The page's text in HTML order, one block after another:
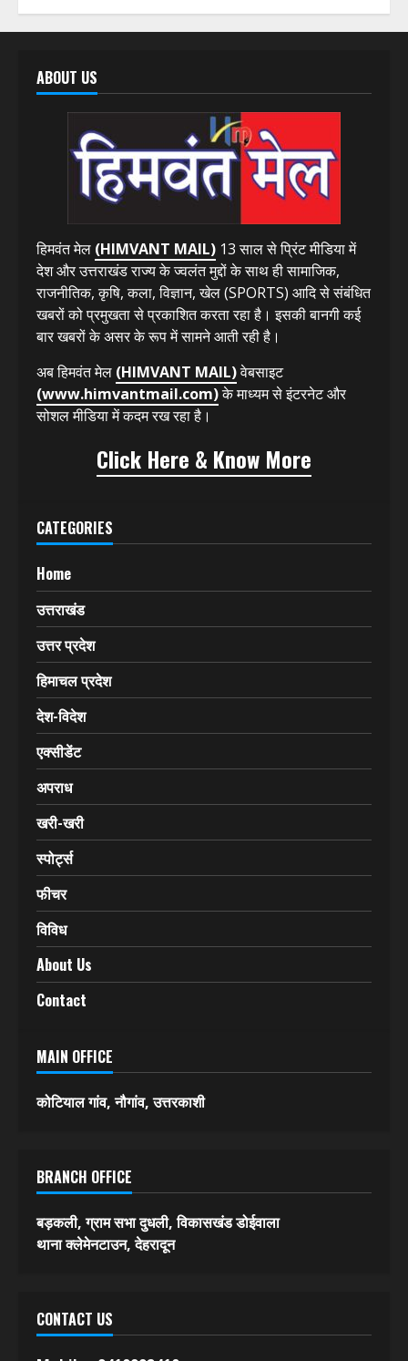
ABOUT US
हिमवंत मेल (HIMVANT MAIL) 13 साल से प्रिंट मीडिया में
देश और उत्तराखंड राज्य के ज्वलंत मुद्दों के साथ ही सामाजिक,
राजनीतिक, कृषि, कला, विज्ञान, खेल (SPORTS) आदि से संबंधित
खबरों को प्रमुखता से प्रकाशित करता रहा है। इसकी बानगी कई
बार खबरों के असर के रूप में सामने आती रही है।
अब हिमवंत मेल (HIMVANT MAIL)वेबसाइट
(www.himvantmail.com)के माध्यम से इंटरनेट और
सोशल मीडिया में कदम रख रहा है।
Click Here & Know More
CATEGORIES
Home
उत्तराखंड
उत्तर प्रदेश
हिमाचल प्रदेश
देश-विदेश
एक्सीडेंट
अपराध
खरी-खरी
स्पोर्ट्स
फीचर
विविध
About Us
Contact
MAIN OFFICE
कोटियाल गांव, नौगांव, उत्तरकाशी
BRANCH OFFICE
बड़कली, ग्राम सभा दुधली, विकासखंड डोईवाला
थाना क्लेमेनटाउन, देहरादून
CONTACT US